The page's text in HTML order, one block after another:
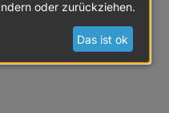
oder zurückziehen.
Das ist ok